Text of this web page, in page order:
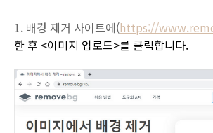
1. 배경 제거 사이트에(https://
한 후 <이미지 업로드>를 클릭합니다.